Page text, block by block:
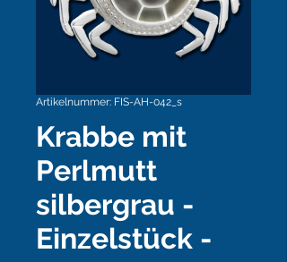
Artikelnummer: FIS-AH-042_s
Krabbe mit
Perlmutt
silbergrau -
Einzelstück -